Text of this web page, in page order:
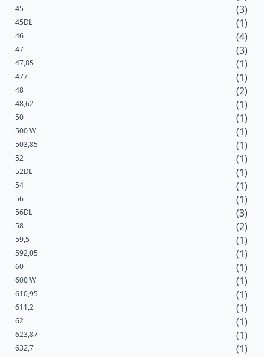
45 (3)
45DL (1)
46 (4)
47 (3)
47,85 (1)
477 (1)
48 (2)
48,62 (1)
50 (1)
500 W (1)
503,85 (1)
52 (1)
52DL (1)
54 (1)
56 (1)
56DL (3)
58 (2)
59,5 (1)
592,05 (1)
60 (1)
600 W (1)
610,95 (1)
611,2 (1)
62 (1)
623,87 (1)
632,7 (1)